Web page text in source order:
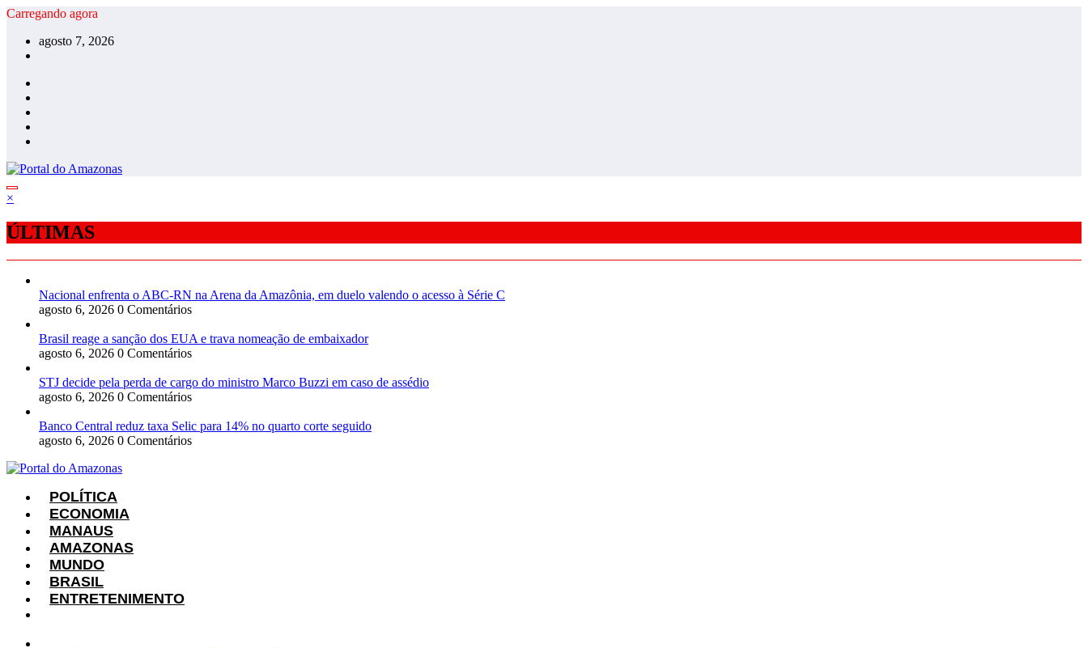
Pular
conteúdo
Carregando agora
agosto 7, 2026
×
ÚLTIMAS
Nacional enfrenta o ABC-RN na Arena da Amazônia, em duelo valendo o acesso à Série C
agosto 6, 2026 0 Comentários
Brasil reage a sanção dos EUA e trava nomeação de embaixador
agosto 6, 2026 0 Comentários
STJ decide pela perda de cargo do ministro Marco Buzzi em caso de assédio
agosto 6, 2026 0 Comentários
Banco Central reduz taxa Selic para 14% no quarto corte seguido
agosto 6, 2026 0 Comentários
POLÍTICA
ECONOMIA
MANAUS
AMAZONAS
MUNDO
BRASIL
ENTRETENIMENTO